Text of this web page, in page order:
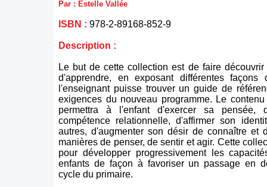
Par : Estelle Vallée
ISBN : 978-2-89168-852-9
Description :
Le but de cette collection est de faire
d'apprendre, en exposant différentes
l'enseignant puisse trouver un guide de
exigences du nouveau programme. Le
permettra à l'enfant d'exercer sa pensée,
compétence relationnelle, d'affirmer son
autres, d'augmenter son désir de connaître et
manières de penser, de sentir et agir. Cette
pour développer progressivement les
enfants de façon à favoriser un passage en
cycle du primaire.